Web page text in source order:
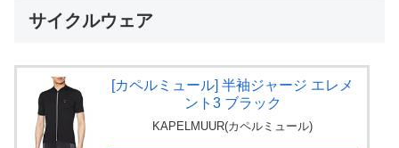
サイクルウェア
[カペルミュール] 半袖ジャージ エレメ
ント3 ブラック
KAPELMUUR(カペルミュール)